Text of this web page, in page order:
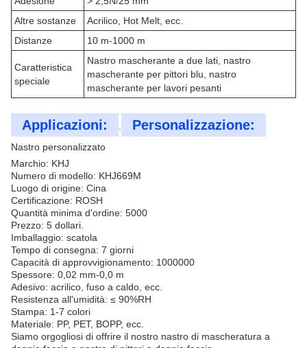
Altre sostanze
Acrilico, Hot Melt, ecc.
Distanze
10 m-1000 m
Caratteristica
speciale
Nastro mascherante a due lati, nastro
mascherante per pittori blu, nastro
mascherante per lavori pesanti
Applicazioni: Personalizzazione:
Nastro personalizzato
Marchio: KHJ
Numero di modello: KHJ669M
Luogo di origine: Cina
Certificazione: ROSH
Quantità minima d'ordine: 5000
Prezzo: 5 dollari.
Imballaggio: scatola
Tempo di consegna: 7 giorni
Capacità di approvvigionamento: 1000000
Spessore: 0,02 mm-0,0 m
Adesivo: acrilico, fuso a caldo, ecc.
Resistenza all'umidità: ≤ 90%RH
Stampa: 1-7 colori
Materiale: PP, PET, BOPP, ecc.
Siamo orgogliosi di offrire il nostro nastro di mascheratura a